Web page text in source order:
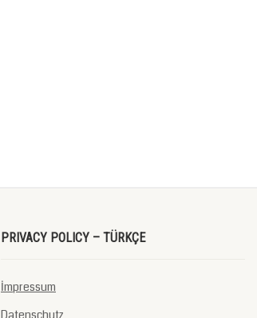
PRIVACY POLICY – TÜRKÇE
İmpressum